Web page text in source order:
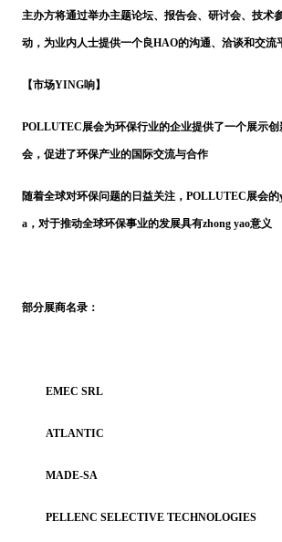
主办方将通过举办主题论坛、报告会、研讨会、技术
动，为业内人士提供一个良HAO的沟通、洽谈和交流
【市场YING响】
POLLUTEC展会为环保行业的企业提供了一个展示
会，促进了环保产业的国际交流与合作
随着全球对环保问题的日益关注， POLLUTEC展会的
a，对于推动全球环保事业的发展具有zhong yao意义
部分展商名录：
EMEC SRL
ATLANTIC
MADE-SA
PELLENC SELECTIVE TECHNOLOGIES